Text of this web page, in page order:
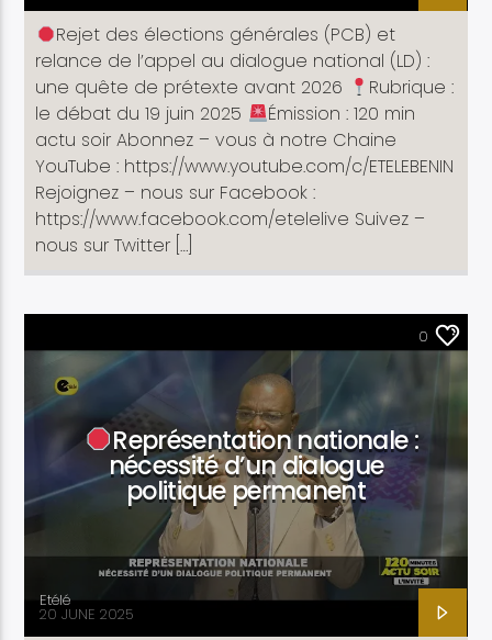
Rejet des élections générales (PCB) et
relance de l’appel au dialogue national (LD) :
une quête de prétexte avant 2026
Rubrique :
le débat du 19 juin 2025
Émission : 120 min
actu soir Abonnez – vous à notre Chaine
YouTube : https://www.youtube.com/c/ETELEBENIN
Rejoignez – nous sur Facebook :
https://www.facebook.com/etelelive Suivez –
nous sur Twitter […]
0
Représentation nationale :
nécessité d’un dialogue
politique permanent
Etélé
20 JUNE 2025